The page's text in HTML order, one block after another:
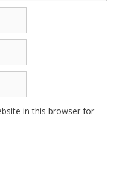
in this browser for